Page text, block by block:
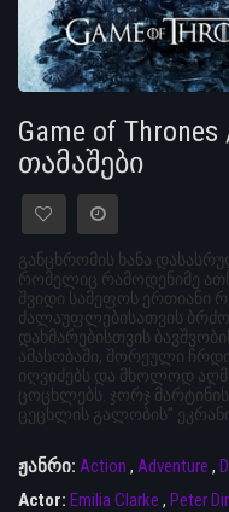
Game of
თამაშები
განცხრომის ხანა
რომელიც რამოდენიმე
შვიდი სამეფოს ერთიანი
ძალაუფლებისათვის
დახმარებისთვის
ამასობაში, შორეული
იღვიძებს და მხოლოდ
ცოცხლებს. ჯორჯ
ცეცხლის გალობის”
ჟანრი: Action , Adventure ,
Actor: Emilia Clarke , Peter